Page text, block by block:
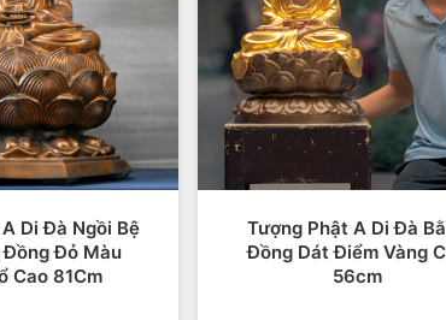
Di Đà Ngồi Bệ
Đồng Đỏ Màu
Cao 81Cm
Tượng Phật A Di Đà
Đồng Dát Điểm Vàng
56cm